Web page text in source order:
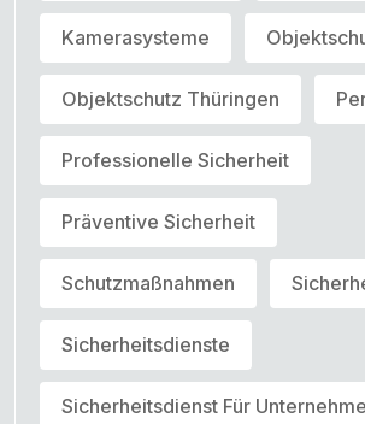
Kamerasysteme
Objektschutz Thüringen
Professionelle Sicherheit
Präventive Sicherheit
Schutzmaßnahmen
Sicherheitsdienste
Sicherheitsdienst Für